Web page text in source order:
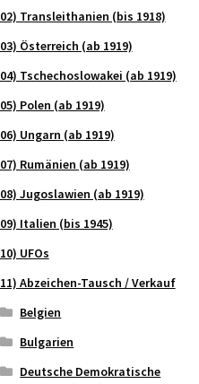
02) Transleithanien (bis 1918)
03) Österreich (ab 1919)
04) Tschechoslowakei (ab 1919)
05) Polen (ab 1919)
06) Ungarn (ab 1919)
07) Rumänien (ab 1919)
08) Jugoslawien (ab 1919)
09) Italien (bis 1945)
10) UFOs
11) Abzeichen-Tausch / Verkauf
Belgien
Bulgarien
Deutsche Demokratische